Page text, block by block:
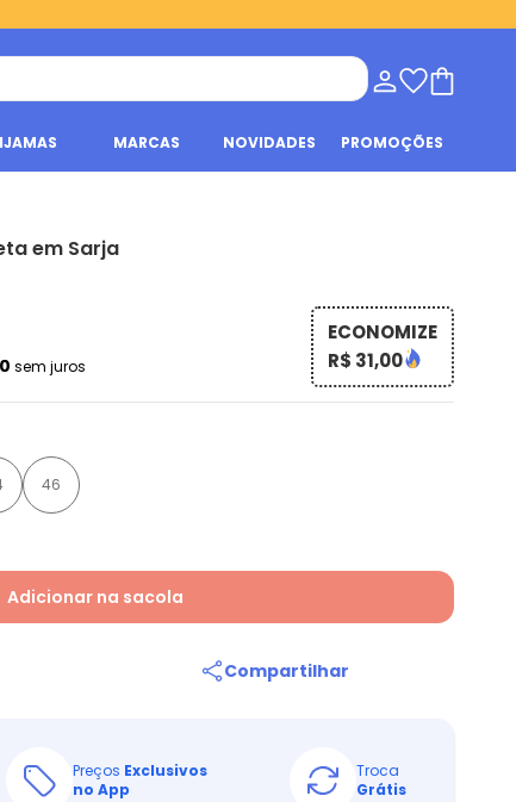
MARCAS NOVIDADES PROMOÇÕES
em Sarja
sem juros
ECONOMIZE
R$ 31,00
46
Adicionar na sacola
Compartilhar
Preços Exclusivos
no App
Troca
Grátis